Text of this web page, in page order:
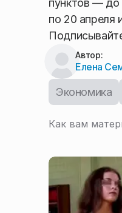
пунктов — до
по 20 апреля
Автор:
Елена
Экономика
Как вам